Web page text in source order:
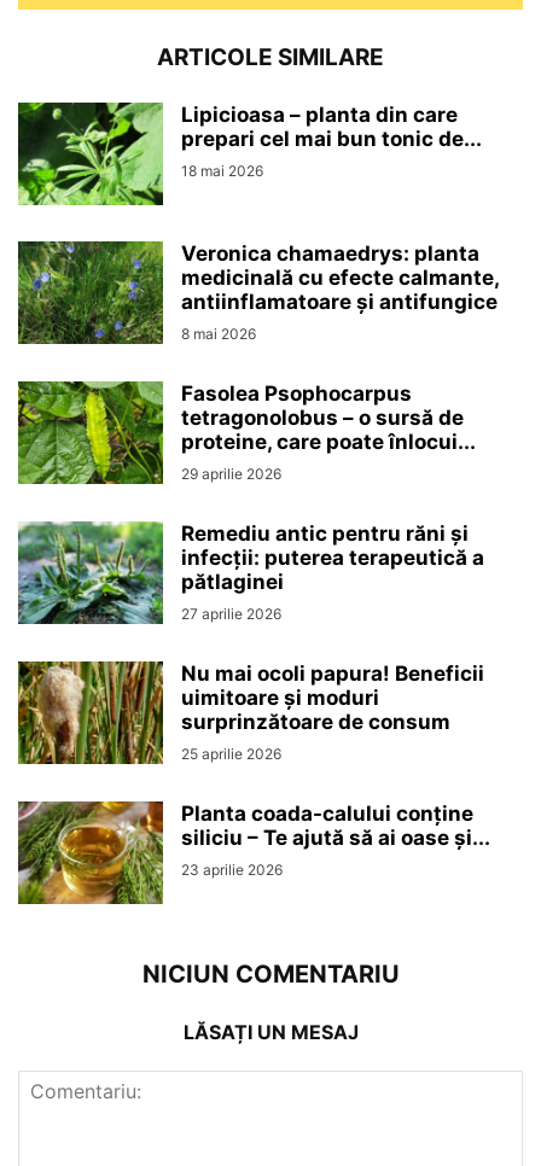
ARTICOLE SIMILARE
Lipicioasa – planta din care
prepari cel mai bun tonic de...
18 mai 2026
Veronica chamaedrys: planta
medicinală cu efecte calmante,
antiinflamatoare și antifungice
8 mai 2026
Fasolea Psophocarpus
tetragonolobus – o sursă de
proteine, care poate înlocui...
29 aprilie 2026
Remediu antic pentru răni și
infecții: puterea terapeutică a
pătlaginei
27 aprilie 2026
Nu mai ocoli papura! Beneficii
uimitoare și moduri
surprinzătoare de consum
25 aprilie 2026
Planta coada-calului conține
siliciu – Te ajută să ai oase și...
23 aprilie 2026
NICIUN COMENTARIU
LĂSAȚI UN MESAJ